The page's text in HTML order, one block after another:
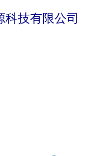
科技有限公司